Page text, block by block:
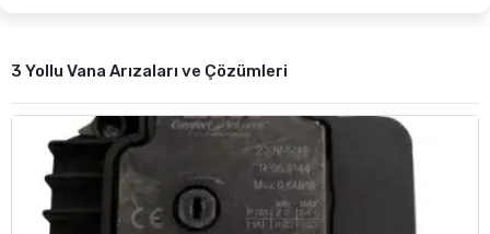
3 Yollu Vana Arızaları ve Çözümleri